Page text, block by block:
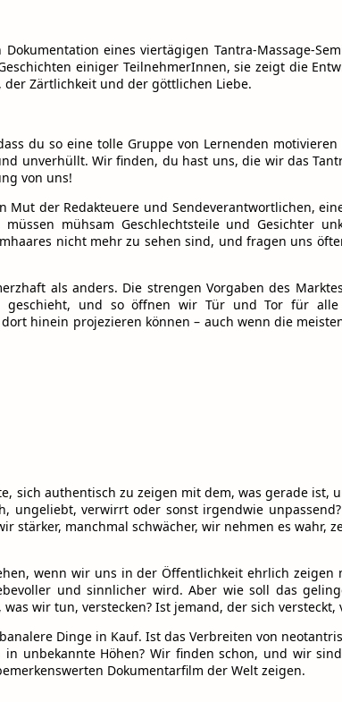
eines viertägigen Tantra-Massage-
einiger TeilnehmerInnen, sie zeigt die
Zärtlichkeit und der göttlichen Liebe.
du so eine tolle Gruppe von Lernenden
unverhüllt. Wir finden, du hast uns, die wir das
von uns!
der Redakteuere und Sendeverantwortlichen,
mühsam Geschlechtsteile und Gesichter
nicht mehr zu sehen sind, und fragen uns
als anders. Die strengen Vorgaben des
und so öffnen wir Tür und Tor für alle
hinein projezieren können – auch wenn die
sich authentisch zu zeigen mit dem, was gerade ist,
verwirrt oder sonst irgendwie
stärker, manchmal schwächer, wir nehmen es wahr,
wenn wir uns in der Öffentlichkeit ehrlich zeigen
und sinnlicher wird. Aber wie soll das
wir tun, verstecken? Ist jemand, der sich versteckt,
Dinge in Kauf. Ist das Verbreiten von
in unbekannte Höhen? Wir finden schon, und wir
Dokumentarfilm der Welt zeigen.